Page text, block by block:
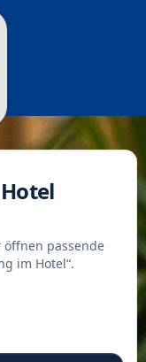
öffnen passende
im Hotel“.